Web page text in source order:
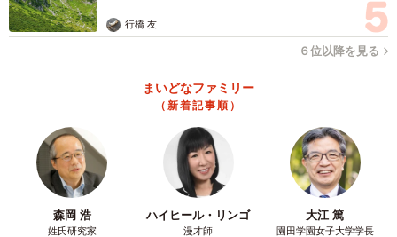
行橋 友
６位以降を見る
まいどなファミリー
（新着記事順）
森岡 浩
姓氏研究家
ハイヒール・リンゴ
漫才師
大江 篤
園田学園女子大学学長